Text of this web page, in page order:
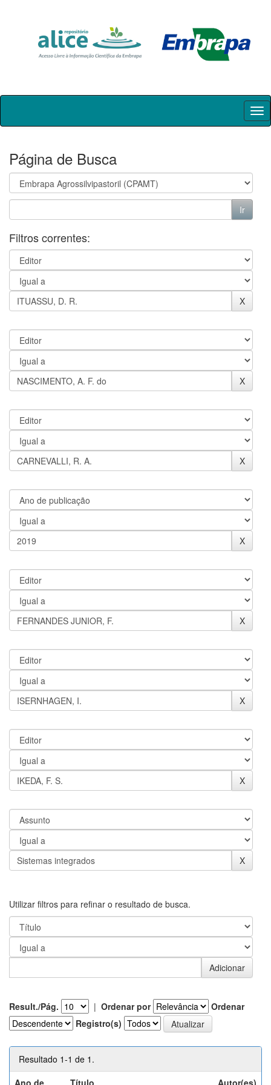
Skip
Página de Busca
Filtros correntes:
Utilizar filtros para refinar o resultado de busca.
Result./Pág. | Ordenar por
Ordenar
Registro(s)
Resultado 1-1 de 1.
Ano de
Título Autor(es)